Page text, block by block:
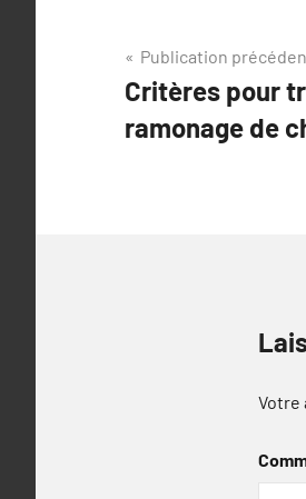
Navigation
de
l’article
Publication
Critères pour
ramonage de
Votre